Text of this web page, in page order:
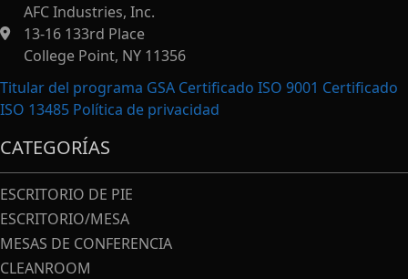
AFC Industries, Inc.
13-16 133rd Place
College Point, NY 11356
Titular del programa GSA Certificado ISO 9001 Certificado
ISO 13485 Política de privacidad
CATEGORÍAS
ESCRITORIO DE PIE
ESCRITORIO/MESA
MESAS DE CONFERENCIA
CLEANROOM